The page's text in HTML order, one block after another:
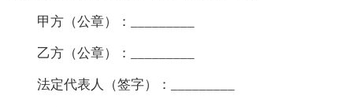
甲方（公章）：_________
乙方（公章）：_________
法定代表人（签字）：_________